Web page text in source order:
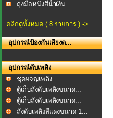
ถุงมือหนังสีน้ำเงิน
คลิกดูทั้งหมด ( 8 รายการ ) ->
อุปกรณ์ป้องกันเสียงด...
อุปกรณ์ดับเพลิง
ชุดผจญเพลิง
ตู้เก็บถังดับเพลิงขนาด...
ตู้เก็บถังดับเพลิงขนาด...
ถังดับเพลิงสีแดงขนาด 1...